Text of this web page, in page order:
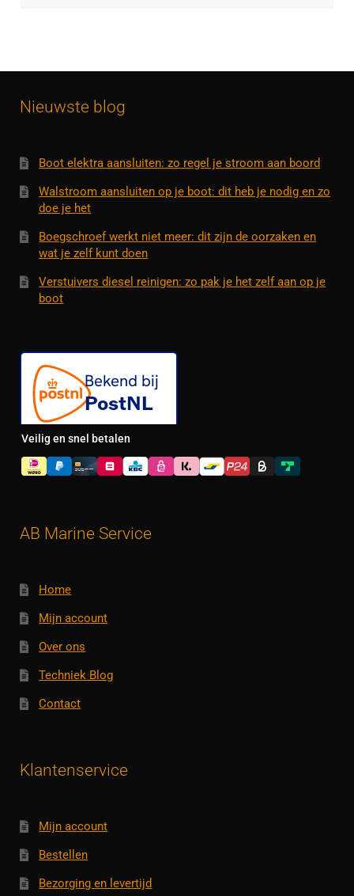
Nieuwste blog
Boot elektra aansluiten: zo regel je stroom aan boord
Walstroom aansluiten op je boot: dit heb je nodig en zo
doe je het
Boegschroef werkt niet meer: dit zijn de oorzaken en
wat je zelf kunt doen
Verstuivers diesel reinigen: zo pak je het zelf aan op je
boot
Veilig en snel betalen
AB Marine Service
Home
Mijn account
Over ons
Techniek Blog
Contact
Klantenservice
Mijn account
Bestellen
Bezorging en levertijd